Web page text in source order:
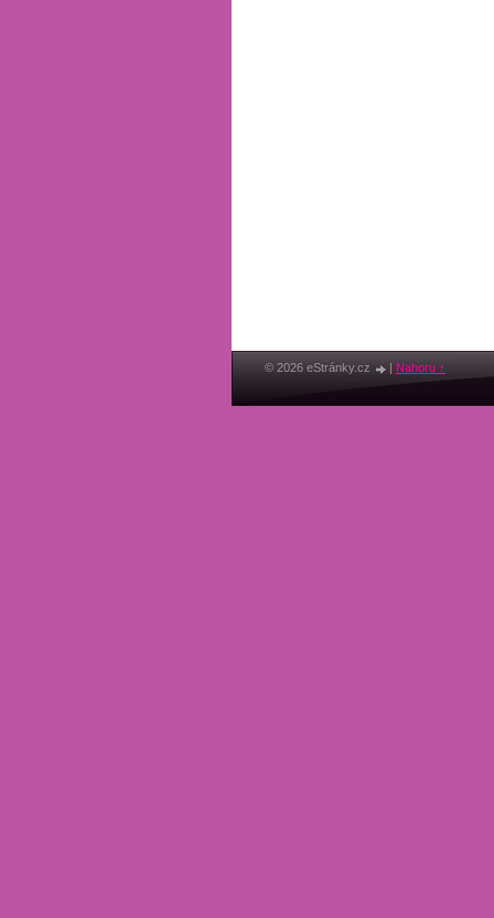
© 2026 eStránky.cz | Nahoru ↑